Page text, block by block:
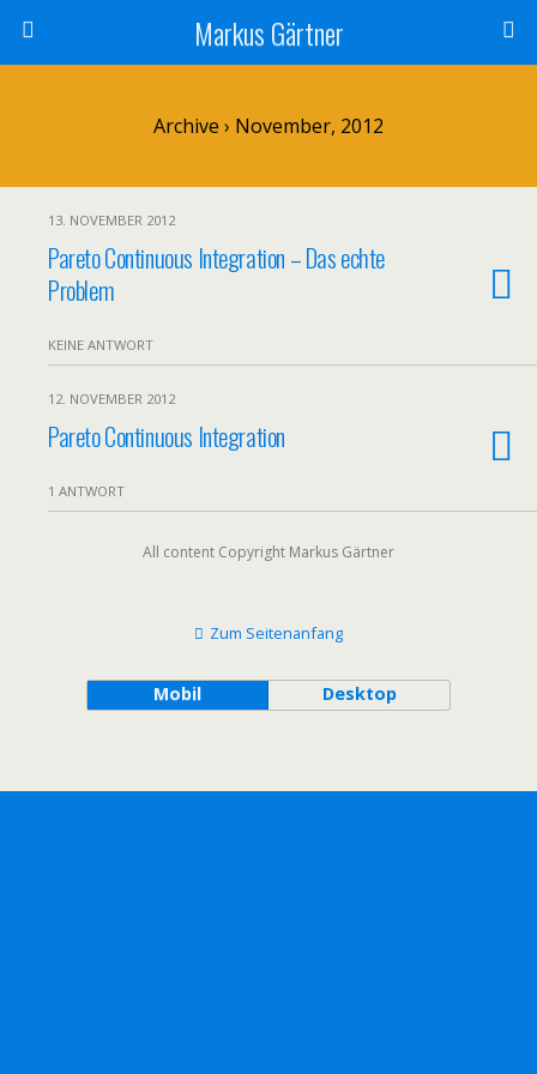
Markus Gärtner
Archive › November, 2012
13. NOVEMBER 2012
Pareto Continuous Integration – Das echte
Problem
KEINE ANTWORT
12. NOVEMBER 2012
Pareto Continuous Integration
1 ANTWORT
All content Copyright Markus Gärtner
Zum Seitenanfang
Mobil Desktop